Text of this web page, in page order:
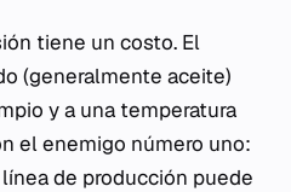
tiene un costo. El
(generalmente aceite)
y a una temperatura
el enemigo número uno:
de producción puede